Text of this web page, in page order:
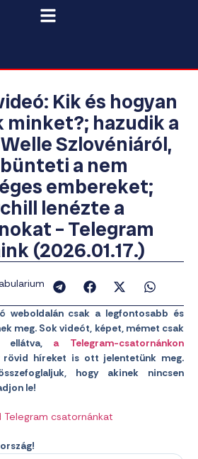
Kik és hogyan
minket?; hazudik a
Szlovéniáról,
a nem
embereket;
lenézte a
– Telegram
(2026.01.17.)
weboldalán csak a legfontosabb és
meg. Sok videót, képet, mémet csak
ellátva, a Telegram-csatornánkon
rövid híreket is ott jelentetünk meg.
hogy akinek nincsen
le!
Telegram csatornánkat